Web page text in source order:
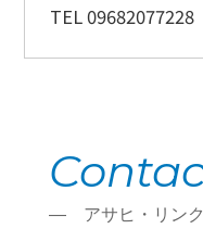
TEL 09682077228
Conta
― アサヒ・リンク